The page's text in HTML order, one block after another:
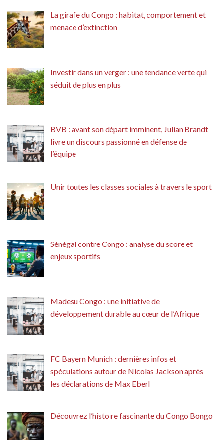
La girafe du Congo : habitat, comportement et
menace d’extinction
Investir dans un verger : une tendance verte qui
séduit de plus en plus
BVB : avant son départ imminent, Julian Brandt
livre un discours passionné en défense de
l’équipe
Unir toutes les classes sociales à travers le sport
Sénégal contre Congo : analyse du score et
enjeux sportifs
Madesu Congo : une initiative de
développement durable au cœur de l’Afrique
FC Bayern Munich : dernières infos et
spéculations autour de Nicolas Jackson après
les déclarations de Max Eberl
Découvrez l’histoire fascinante du Congo Bongo